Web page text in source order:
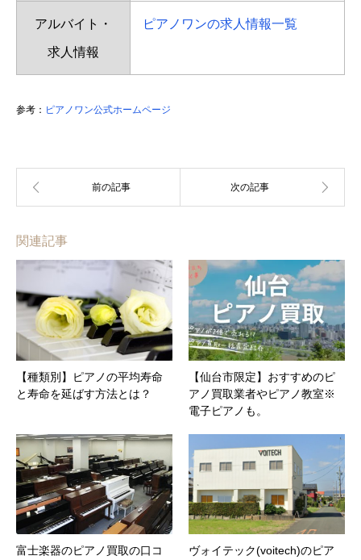
アルバイト・
求人情報
ピアノワンの求人情報一覧
参考： ピアノワン公式ホームページ
関連記事
【種類別】ピアノの平均寿命
と寿命を延ばす方法とは？
【仙台市限定】おすすめのピ
アノ買取業者やピアノ教室※
電子ピアノも。
富士楽器のピアノ買取の口コ
ヴォイテック(voitech)のピア